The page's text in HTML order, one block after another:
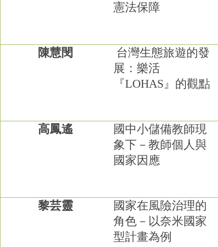
憲法保障
陳慧閔
台灣生態旅遊的發
展：樂活
『LOHAS 』的觀點
高鳳遙
國中小儲備教師現
象下－教師個人與
國家因應
黎芸靈
國家在風險治理的
角色－以奈米國家
型計畫為例